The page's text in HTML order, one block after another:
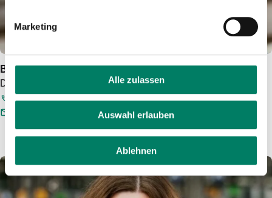
Marketing
Alle zulassen
Auswahl erlauben
Ablehnen
Benjamin Jeschor
Deputy Press spokesman
0221 - 20808 - 471